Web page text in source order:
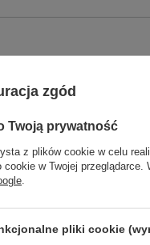
Wysokość towaru
zgód
Twoją prywatność
z plików cookie w celu
cookie w Twojej
pliki cookie